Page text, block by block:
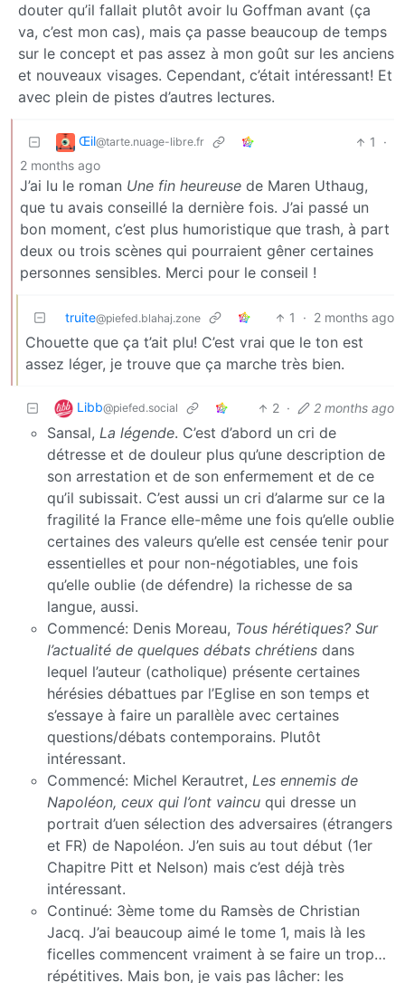
douter qu’il fallait plutôt avoir lu Goffman avant (ça
va, c’est mon cas), mais ça passe beaucoup de temps
sur le concept et pas assez à mon goût sur les anciens
et nouveaux visages. Cependant, c’était intéressant! Et
avec plein de pistes d’autres lectures.
Œil@tarte.nuage-libre.fr 1
·
2 months ago
J’ai lu le roman Une fin heureuse de Maren Uthaug,
que tu avais conseillé la dernière fois. J’ai passé un
bon moment, c’est plus humoristique que trash, à part
deux ou trois scènes qui pourraient gêner certaines
personnes sensibles. Merci pour le conseil !
truite@piefed.blahaj.zone 1 · 2 months ago
Chouette que ça t’ait plu! C’est vrai que le ton est
assez léger, je trouve que ça marche très bien.
Libb@piefed.social 2 · 2 months ago
Sansal, La légende. C’est d’abord un cri de
détresse et de douleur plus qu’une description de
son arrestation et de son enfermement et de ce
qu’il subissait. C’est aussi un cri d’alarme sur ce la
fragilité la France elle-même une fois qu’elle oublie
certaines des valeurs qu’elle est censée tenir pour
essentielles et pour non-négotiables, une fois
qu’elle oublie (de défendre) la richesse de sa
langue, aussi.
Commencé: Denis Moreau, Tous hérétiques? Sur
l’actualité de quelques débats chrétiens dans
lequel l’auteur (catholique) présente certaines
hérésies débattues par l’Eglise en son temps et
s’essaye à faire un parallèle avec certaines
questions/débats contemporains. Plutôt
intéressant.
Commencé: Michel Kerautret, Les ennemis de
Napoléon, ceux qui l’ont vaincu qui dresse un
portrait d’uen sélection des adversaires (étrangers
et FR) de Napoléon. J’en suis au tout début (1er
Chapitre Pitt et Nelson) mais c’est déjà très
intéressant.
Continué: 3ème tome du Ramsès de Christian
Jacq. J’ai beaucoup aimé le tome 1, mais là les
ficelles commencent vraiment à se faire un trop…
répétitives. Mais bon, je vais pas lâcher: les